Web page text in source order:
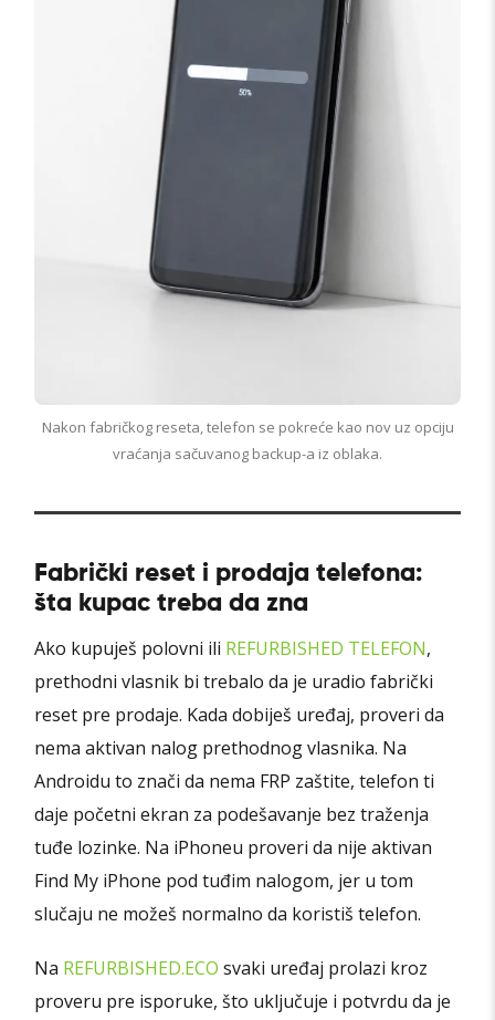
Nakon fabričkog reseta, telefon se pokreće kao nov uz opciju
vraćanja sačuvanog backup-a iz oblaka.
Fabrički reset i prodaja telefona:
šta kupac treba da zna
Ako kupuješ polovni ili REFURBISHED TELEFON,
prethodni vlasnik bi trebalo da je uradio fabrički
reset pre prodaje. Kada dobiješ uređaj, proveri da
nema aktivan nalog prethodnog vlasnika. Na
Androidu to znači da nema FRP zaštite, telefon ti
daje početni ekran za podešavanje bez traženja
tuđe lozinke. Na iPhoneu proveri da nije aktivan
Find My iPhone pod tuđim nalogom, jer u tom
slučaju ne možeš normalno da koristiš telefon.
Na REFURBISHED.ECO svaki uređaj prolazi kroz
proveru pre isporuke, što uključuje i potvrdu da je